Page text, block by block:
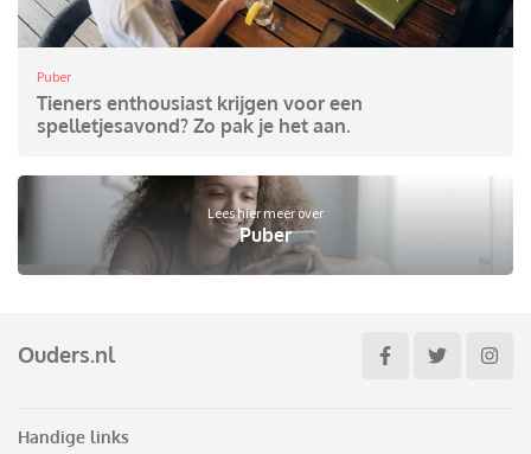
Puber
Tieners enthousiast krijgen voor een
spelletjesavond? Zo pak je het aan.
Lees hier meer over
Puber
Ouders.nl
Handige links